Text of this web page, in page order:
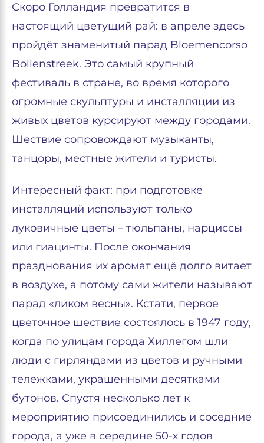
Скоро Голландия превратится в
настоящий цветущий рай: в апреле здесь
пройдёт знаменитый парад Bloemencorso
Bollenstreek. Это самый крупный
фестиваль в стране, во время которого
огромные скульптуры и инсталляции из
живых цветов курсируют между городами.
Шествие сопровождают музыканты,
танцоры, местные жители и туристы.
Интересный факт: при подготовке
инсталляций используют только
луковичные цветы – тюльпаны, нарциссы
или гиацинты. После окончания
празднования их аромат ещё долго витает
в воздухе, а потому сами жители называют
парад «ликом весны». Кстати, первое
цветочное шествие состоялось в 1947 году,
когда по улицам города Хиллегом шли
люди с гирляндами из цветов и ручными
тележками, украшенными десятками
бутонов. Спустя несколько лет к
мероприятию присоединились и соседние
города, а уже в середине 50-х годов